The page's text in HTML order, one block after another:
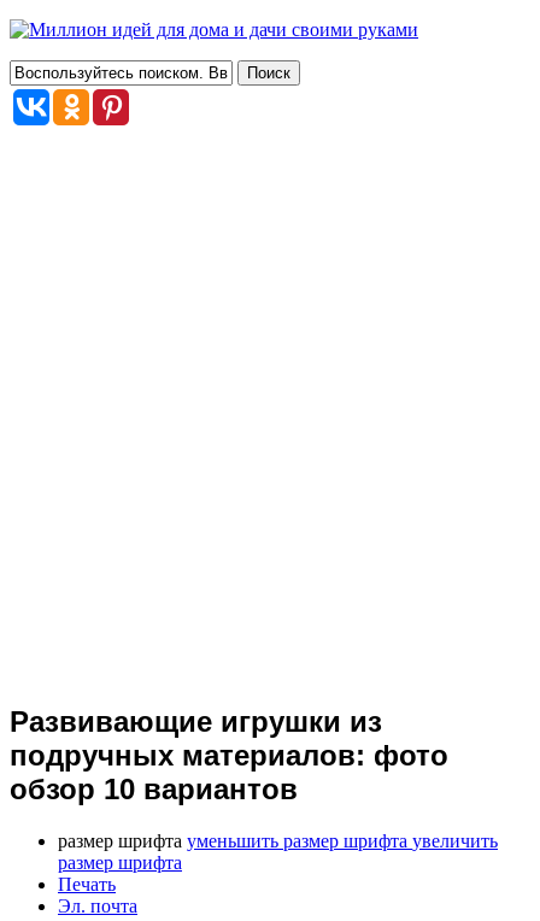
Развивающие игрушки из
подручных материалов: фото
обзор 10 вариантов
размер шрифта уменьшить размер шрифта увеличить
размер шрифта
Печать
Эл. почта